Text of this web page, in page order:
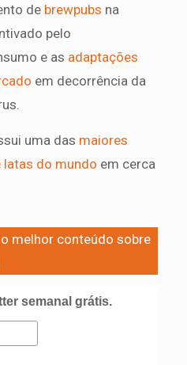
de brewpubs na
pelo
e as adaptações
em decorrência da
uma das maiores
do mundo em cerca
melhor conteúdo sobre
semanal grátis.